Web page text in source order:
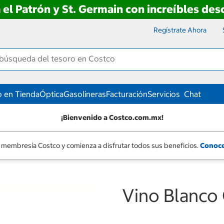
el Patrón y St. Germain con increíbles
Regístrate Ahora
en TiendaÓpticaGasolinerasFacturaciónServicios Chat
¡Bienvenido a Costco.com.mx!
Costco y comienza a disfrutar todos sus beneficios.
Vino